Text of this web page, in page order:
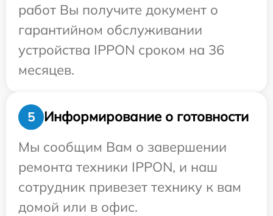
работ Вы получите документ о
гарантийном обслуживании
устройства IPPON сроком на 36
месяцев.
5
Информирование о готовности
Мы сообщим Вам о завершении
ремонта техники IPPON, и наш
сотрудник привезет технику к вам
домой или в офис.